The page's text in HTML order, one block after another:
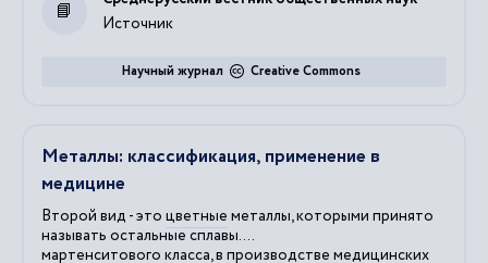
Источник
Creative Commons
Научный журнал
Металлы: классификация, применение в
медицине
Второй вид - это цветные металлы, которыми принято
называть остальные сплавы....
мартенситового класса, в производстве медицинских